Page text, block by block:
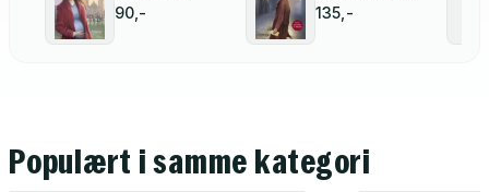
90,- 135,-
Populært i samme kategori